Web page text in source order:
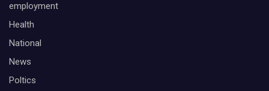
employment
Health
National
News
Poltics